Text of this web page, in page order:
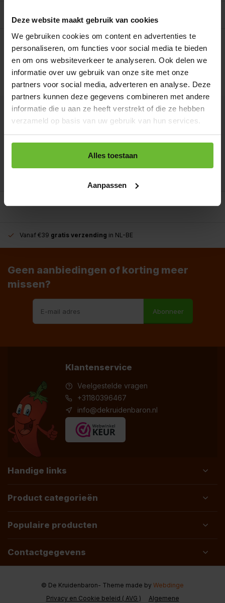
Deze website maakt gebruik van cookies
We gebruiken cookies om content en advertenties te
personaliseren, om functies voor social media te bieden
en om ons websiteverkeer te analyseren. Ook delen we
informatie over uw gebruik van onze site met onze
partners voor social media, adverteren en analyse. Deze
partners kunnen deze gegevens combineren met andere
informatie die u aan ze heeft verstrekt of die ze hebben
verzameld op basis van uw gebruik van hun services.
Alles toestaan
Aanpassen
Reviews
Op werkdagen voor 15.00 uur besteld, dezelfde dag
verzonden.
Mt2198 pot met 125
Art# 18135
Op voorraad
Totaal:€9,95
Kunnen we je helpen?
+31180396467
info@dekruidenbaron.nl
Vanaf €39 gratis verzending in NL-BE
Geen aanbiedingen of korting meer
missen?
Abonneer
Klantenservice
Veelgestelde vragen
+31180396467
info@dekruidenbaron.nl
Handige links
Product categorieën
Populaire producten
Contactgegevens
Privacy en Cookie beleid ( AVG )
Algemene
© De Kruidenbaron- Theme made by Webdinge